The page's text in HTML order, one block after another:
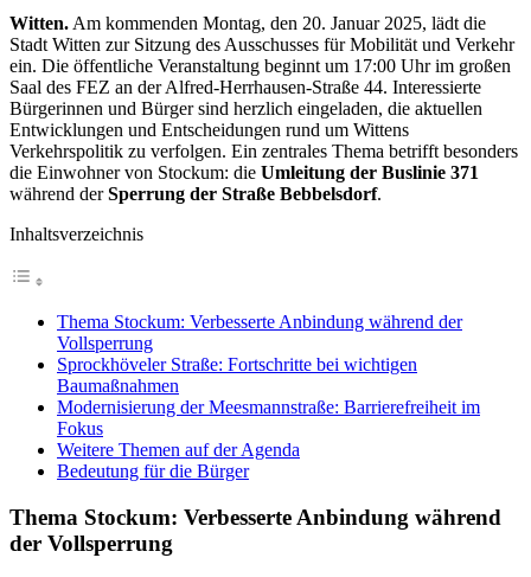
Witten. Am kommenden Montag, den 20. Januar 2025, lädt die
Stadt Witten zur Sitzung des Ausschusses für Mobilität und Verkehr
ein. Die öffentliche Veranstaltung beginnt um 17:00 Uhr im großen
Saal des FEZ an der Alfred-Herrhausen-Straße 44. Interessierte
Bürgerinnen und Bürger sind herzlich eingeladen, die aktuellen
Entwicklungen und Entscheidungen rund um Wittens
Verkehrspolitik zu verfolgen. Ein zentrales Thema betrifft besonders
die Einwohner von Stockum: die Umleitung der Buslinie 371
während derSperrung der Straße Bebbelsdorf.
Inhaltsverzeichnis
Thema Stockum: Verbesserte Anbindung während der
Vollsperrung
Sprockhöveler Straße: Fortschritte bei wichtigen
Baumaßnahmen
Modernisierung der Meesmannstraße: Barrierefreiheit im
Fokus
Weitere Themen auf der Agenda
Bedeutung für die Bürger
Thema Stockum: Verbesserte Anbindung während
der Vollsperrung